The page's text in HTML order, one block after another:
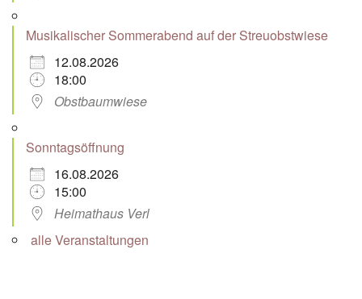
Musikalischer Sommerabend auf der Streuobstwiese
12.08.2026
18:00
Obstbaumwiese
Sonntagsöffnung
16.08.2026
15:00
Heimathaus Verl
alle Veranstaltungen